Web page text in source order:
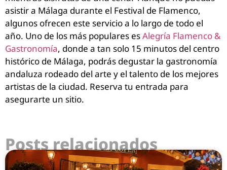
asistir a Málaga durante el Festival de Flamenco,
algunos ofrecen este servicio a lo largo de todo el
año. Uno de los más populares esAlegría Flamenco &
Gastronomía, donde a tan solo 15 minutos del centro
histórico de Málaga, podrás degustar la gastronomía
andaluza rodeado del arte y el talento de los mejores
artistas de la ciudad. Reserva tu entrada para
asegurarte un sitio.
Posts relacionados